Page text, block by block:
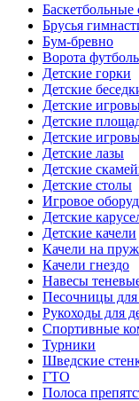
Брусья
Бум-бревно
Ворота
Детские горки
Детские
Детские
Детские
Детские
Детские лазы
Детские
Детские столы
Игровое
Детские
Детские качели
Качели на
Качели гнездо
Навесы
Песочницы для
Рукоходы для
Спортивные
Турники
Шведские
ГТО
Полоса